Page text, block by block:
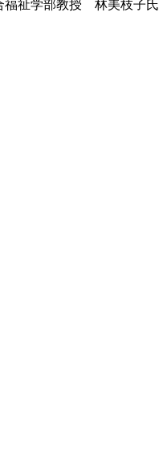
部教授　林美枝子氏